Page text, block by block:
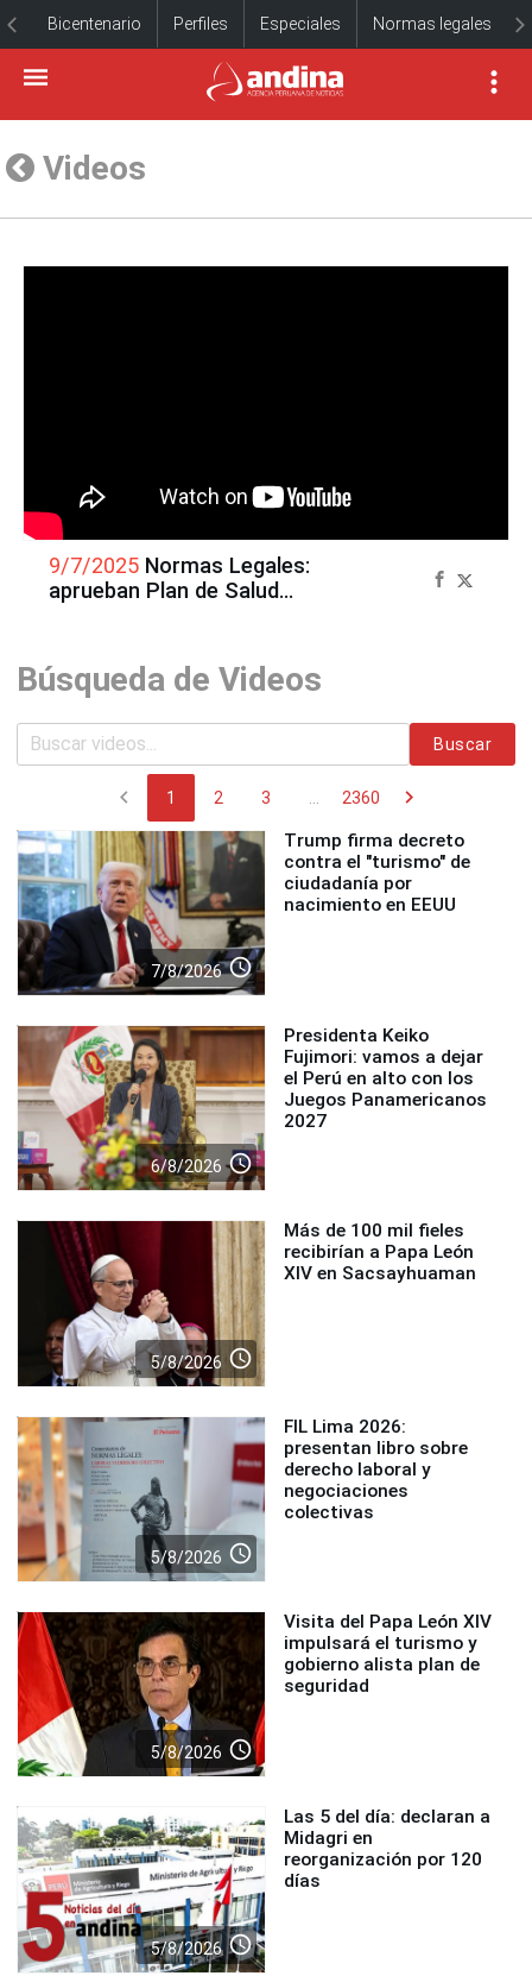
Bicentenario Perfiles Especiales Normas legales
Videos
9/7/2025 Normas Legales:
aprueban Plan de Salud
Búsqueda de Videos
Buscar
chevron_left 1 2 3 2360 chevron_right
7/8/2026 access_time
Trump firma decreto
contra el "turismo" de
ciudadanía por
nacimiento en EEUU
6/8/2026 access_time
Presidenta Keiko
Fujimori: vamos a dejar
el Perú en alto con los
Juegos Panamericanos
2027
5/8/2026 access_time
Más de 100 mil fieles
recibirían a Papa León
XIV en Sacsayhuaman
5/8/2026 access_time
FIL Lima 2026:
presentan libro sobre
derecho laboral y
negociaciones
colectivas
5/8/2026 access_time
Visita del Papa León XIV
impulsará el turismo y
gobierno alista plan de
seguridad
5/8/2026 access_time
Las 5 del día: declaran a
Midagri en
reorganización por 120
días